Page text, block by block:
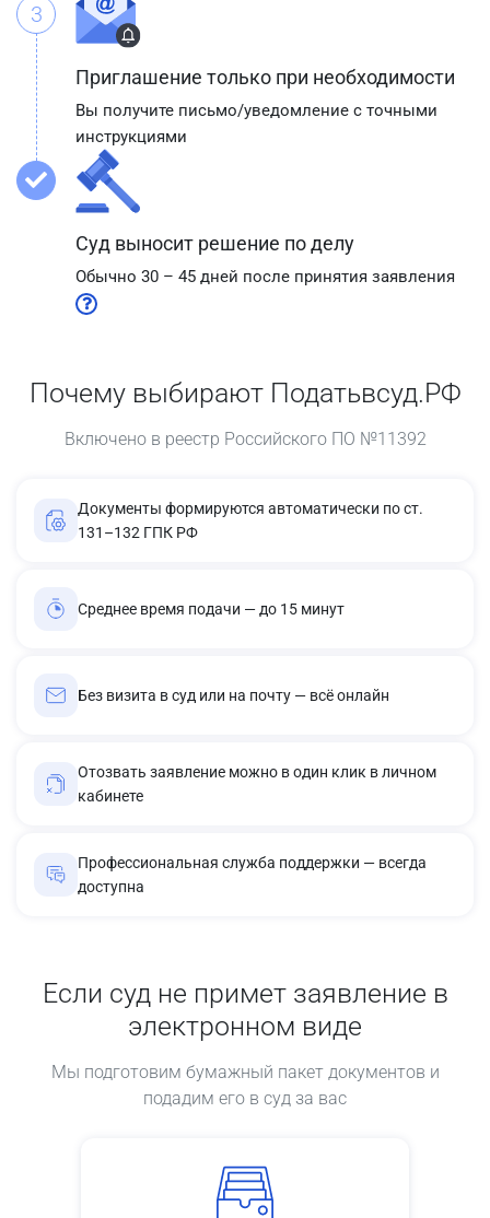
3
Приглашение только при необходимости
Вы получите письмо/уведомление с точными
инструкциями
Суд выносит решение по делу
Обычно 30 – 45 дней после принятия заявления
Почему выбирают Податьвсуд.РФ
Включено в реестр Российского ПО №11392
Документы формируются автоматически по ст.
131–132 ГПК РФ
Среднее время подачи — до 15 минут
Без визита в суд или на почту — всё онлайн
Отозвать заявление можно в один клик в личном
кабинете
Профессиональная служба поддержки — всегда
доступна
Если суд не примет заявление в
электронном виде
Мы подготовим бумажный пакет документов и
подадим его в суд за вас